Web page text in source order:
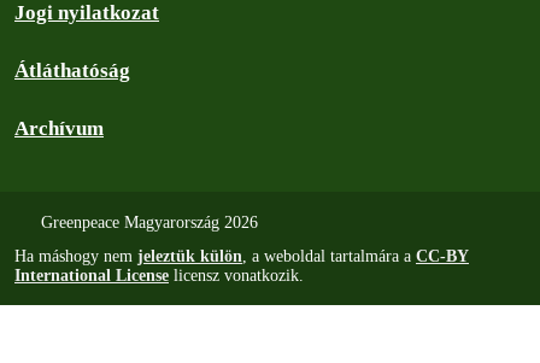
Jogi nyilatkozat
Átláthatóság
Archívum
Greenpeace Magyarország 2026
Ha máshogy nem jeleztük külön, a weboldal tartalmára a CC-BY
International License licensz vonatkozik.